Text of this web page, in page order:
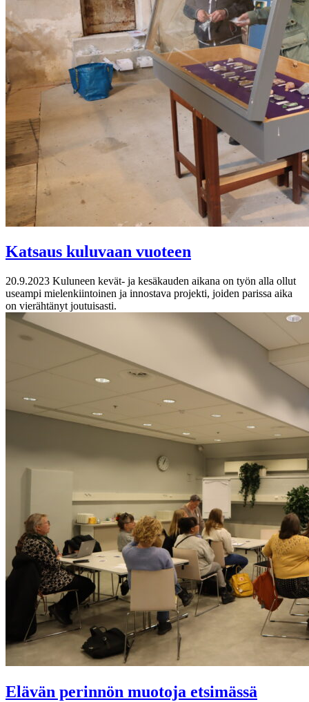
Katsaus kuluvaan vuoteen
20.9.2023 Kuluneen kevät- ja kesäkauden aikana on työn alla ollut
useampi mielenkiintoinen ja innostava projekti, joiden parissa aika
on vierähtänyt joutuisasti.
Elävän perinnön muotoja etsimässä